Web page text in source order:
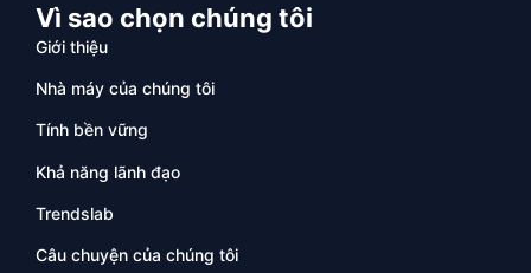
Vì sao chọn chúng tôi
Giới thiệu
Nhà máy của chúng tôi
Tính bền vững
Khả năng lãnh đạo
Trendslab
Câu chuyện của chúng tôi